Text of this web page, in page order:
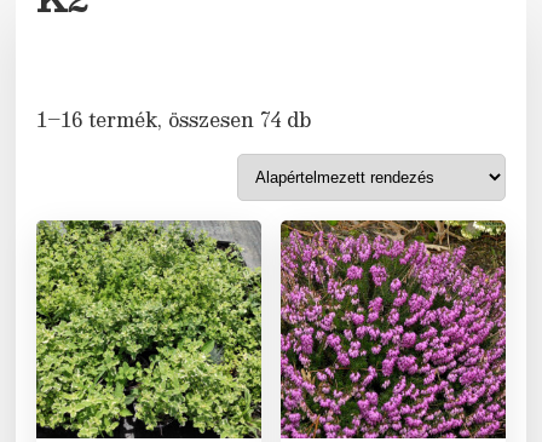
1–16 termék, összesen 74 db